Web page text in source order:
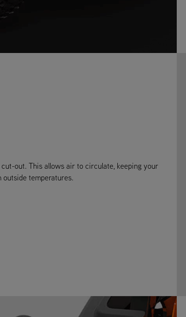
out. This allows air to circulate, keeping your
temperatures.